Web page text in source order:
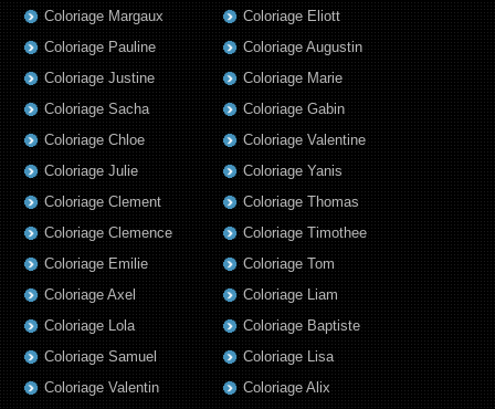
Coloriage Margaux
Coloriage Pauline
Coloriage Justine
Coloriage Sacha
Coloriage Chloe
Coloriage Julie
Coloriage Clement
Coloriage Clemence
Coloriage Emilie
Coloriage Axel
Coloriage Lola
Coloriage Samuel
Coloriage Valentin
Coloriage Eliott
Coloriage Augustin
Coloriage Marie
Coloriage Gabin
Coloriage Valentine
Coloriage Yanis
Coloriage Thomas
Coloriage Timothee
Coloriage Tom
Coloriage Liam
Coloriage Baptiste
Coloriage Lisa
Coloriage Alix